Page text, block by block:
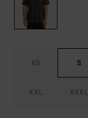
XS S
XXL XXXL